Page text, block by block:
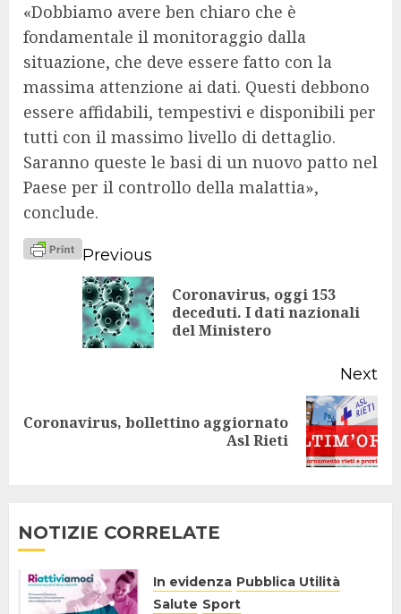
«Dobbiamo avere ben chiaro che è
fondamentale il monitoraggio dalla
situazione, che deve essere fatto con la
massima attenzione ai dati. Questi debbono
essere affidabili, tempestivi e disponibili per
tutti con il massimo livello di dettaglio.
Saranno queste le basi di un nuovo patto nel
Paese per il controllo della malattia»,
conclude.
Continue
Reading
Previous
Coronavirus, oggi 153
deceduti. I dati nazionali
del Ministero
Next
Next
Coronavirus, bollettino aggiornato
Asl Rieti
NOTIZIE CORRELATE
In evidenza Pubblica Utilità
Salute Sport